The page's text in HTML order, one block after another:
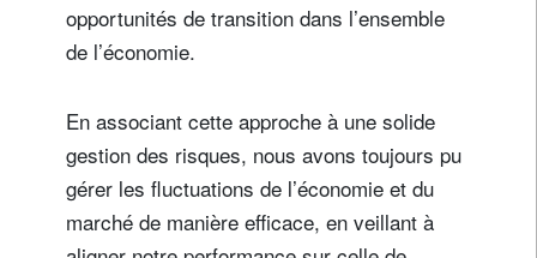
opportunités de transition dans l’ensemble
de l’économie.
En associant cette approche à une solide
gestion des risques, nous avons toujours pu
gérer les fluctuations de l’économie et du
marché de manière efficace, en veillant à